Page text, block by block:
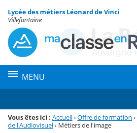
Menu de la rubrique
Contenu
Lycée des métiers Léonard de Vinci
Villefontaine
MENU
Vous êtes ici : Accueil›Offre de formation ›
de l'Audiovisuel› Métiers de l'image